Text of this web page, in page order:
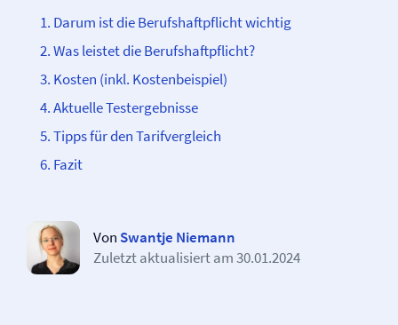
Darum ist die Berufs­­haftpflicht wichtig
Was leistet die Berufs­­haftpflicht?
Kosten (inkl. Kostenbeispiel)
Aktuelle Testergebnisse
Tipps für den Tarifvergleich
Fazit
Von Swantje Niemann
Zuletzt aktualisiert am30.01.2024